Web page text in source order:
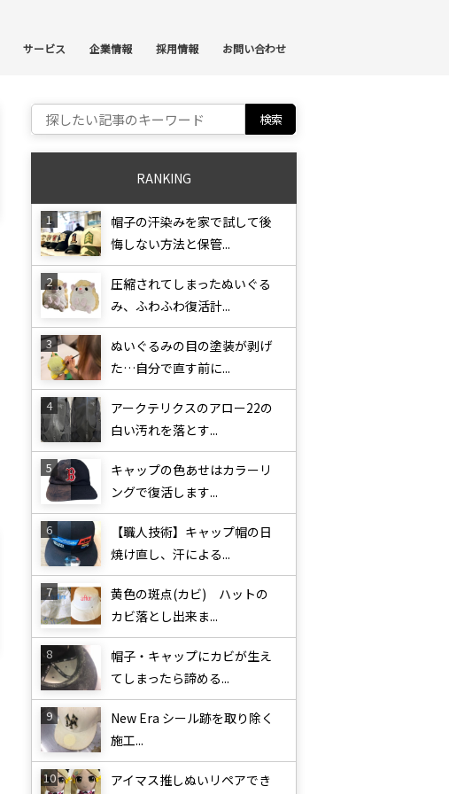
サービス 企業情報 採用情報 お問い合わせ
Search for:
RANKING
帽子の汗染みを家で試して後
悔しない方法と保管...
圧縮されてしまったぬいぐる
み、ふわふわ復活計...
ぬいぐるみの目の塗装が剥げ
た…自分で直す前に...
アークテリクスのアロー22の
白い汚れを落とす...
キャップの色あせはカラーリ
ングで復活します...
【職人技術】キャップ帽の日
焼け直し、汗による...
黄色の斑点(カビ) ハットの
カビ落とし出来ま...
帽子・キャップにカビが生え
てしまったら諦める...
New Era シール跡を取り除く
施工...
アイマス推しぬいリペアでき